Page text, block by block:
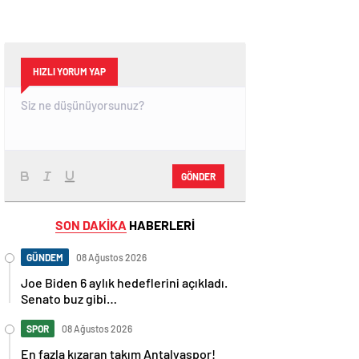
HIZLI YORUM YAP
GÖNDER
SON DAKİKA HABERLERİ
GÜNDEM 08 Ağustos 2026
Joe Biden 6 aylık hedeflerini açıkladı.
Senato buz gibi…
SPOR 08 Ağustos 2026
En fazla kızaran takım Antalyaspor!